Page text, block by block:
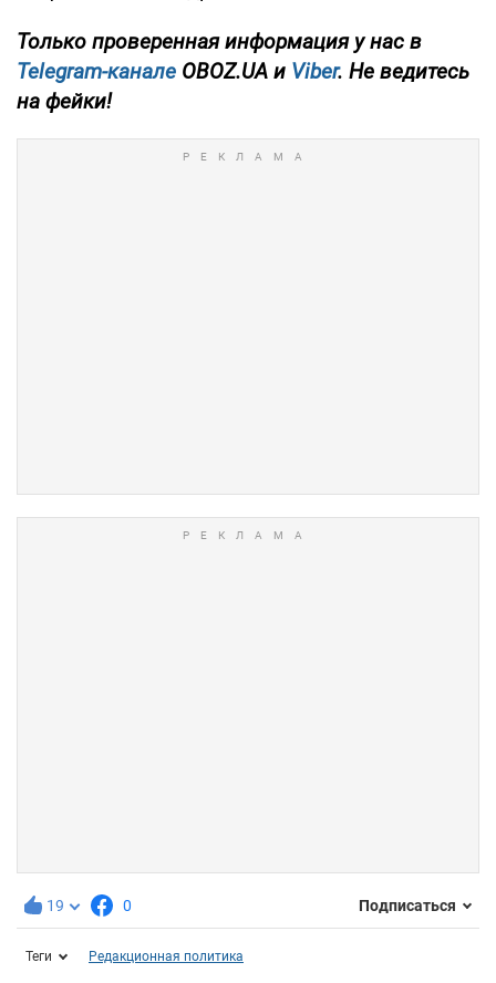
Только проверенная информация у нас в
Telegram-канале OBOZ.UA и Viber. Не ведитесь
на фейки!
19 0 Подписаться
Теги Редакционная политика